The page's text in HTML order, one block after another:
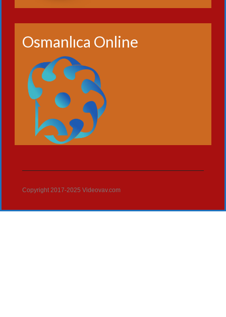
Osmanlıca Online
Copyright 2017-2025 Videovav.com